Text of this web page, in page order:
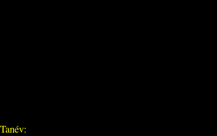
Tanév: